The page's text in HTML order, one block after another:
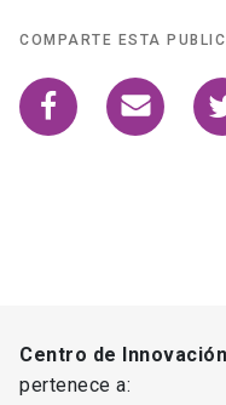
COMPARTE ESTA
Centro de
pertenece a: